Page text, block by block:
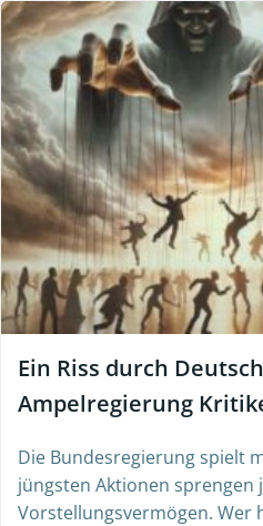
Ein Riss durch
Ampelregierung
Die Bundesregierung spielt
jüngsten Aktionen sprengen
Vorstellungsvermögen. Wer